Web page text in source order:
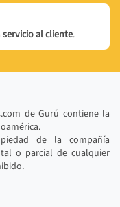
servicio al cliente.
de Gurú contiene la
de la compañía
o parcial de cualquier